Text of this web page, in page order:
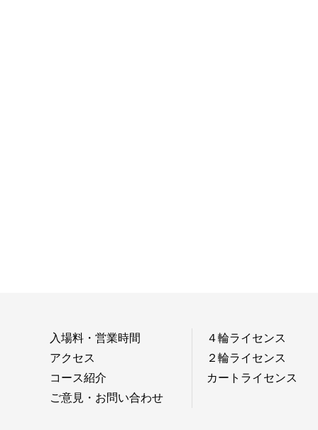
入場料・営業時間
アクセス
コース紹介
ご意見・お問い合わせ
４輪ライセンス
２輪ライセンス
カートライセンス